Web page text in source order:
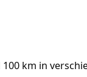
km in